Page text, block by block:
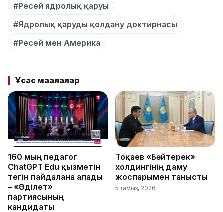
#Ресей ядролық қаруы
#Ядролық қаруды қолдану доктирнасы
#Ресей мен Америка
Ұқсас мақалалар
160 мың педагог
ChatGPT Edu қызметін
тегін пайдалана алады
– «Әділет»
партиясының
кандидаты
Тоқаев «Бәйтерек»
холдингінің даму
жоспарымен танысты
5 тамыз, 2026